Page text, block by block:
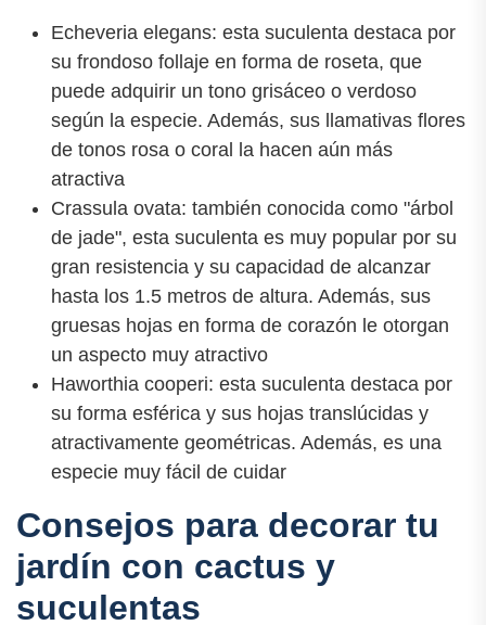
Echeveria elegans: esta suculenta destaca por
su frondoso follaje en forma de roseta, que
puede adquirir un tono grisáceo o verdoso
según la especie. Además, sus llamativas flores
de tonos rosa o coral la hacen aún más
atractiva
Crassula ovata: también conocida como "árbol
de jade", esta suculenta es muy popular por su
gran resistencia y su capacidad de alcanzar
hasta los 1.5 metros de altura. Además, sus
gruesas hojas en forma de corazón le otorgan
un aspecto muy atractivo
Haworthia cooperi: esta suculenta destaca por
su forma esférica y sus hojas translúcidas y
atractivamente geométricas. Además, es una
especie muy fácil de cuidar
Consejos para decorar tu
jardín con cactus y
suculentas